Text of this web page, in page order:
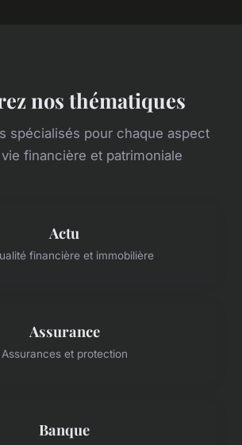
nos thématiques
spécialisés pour chaque aspect
financière et patrimoniale
Actu
financière et immobilière
Assurance
Assurances et protection
Banque